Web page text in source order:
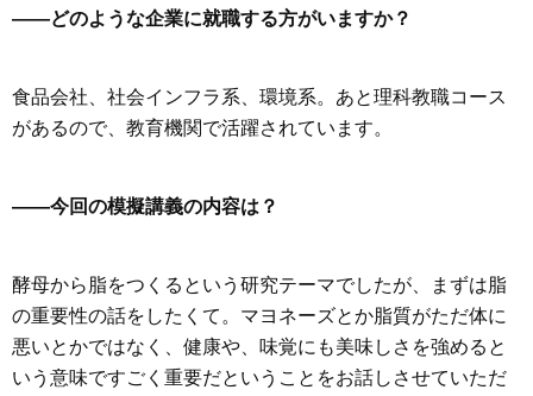
——どのような企業に就職する方がいますか？
食品会社、社会インフラ系、環境系。あと理科教職コース
があるので、教育機関で活躍されています。
——今回の模擬講義の内容は？
酵母から脂をつくるという研究テーマでしたが、まずは脂
の重要性の話をしたくて。マヨネーズとか脂質がただ体に
悪いとかではなく、健康や、味覚にも美味しさを強めると
いう意味ですごく重要だということをお話しさせていただ